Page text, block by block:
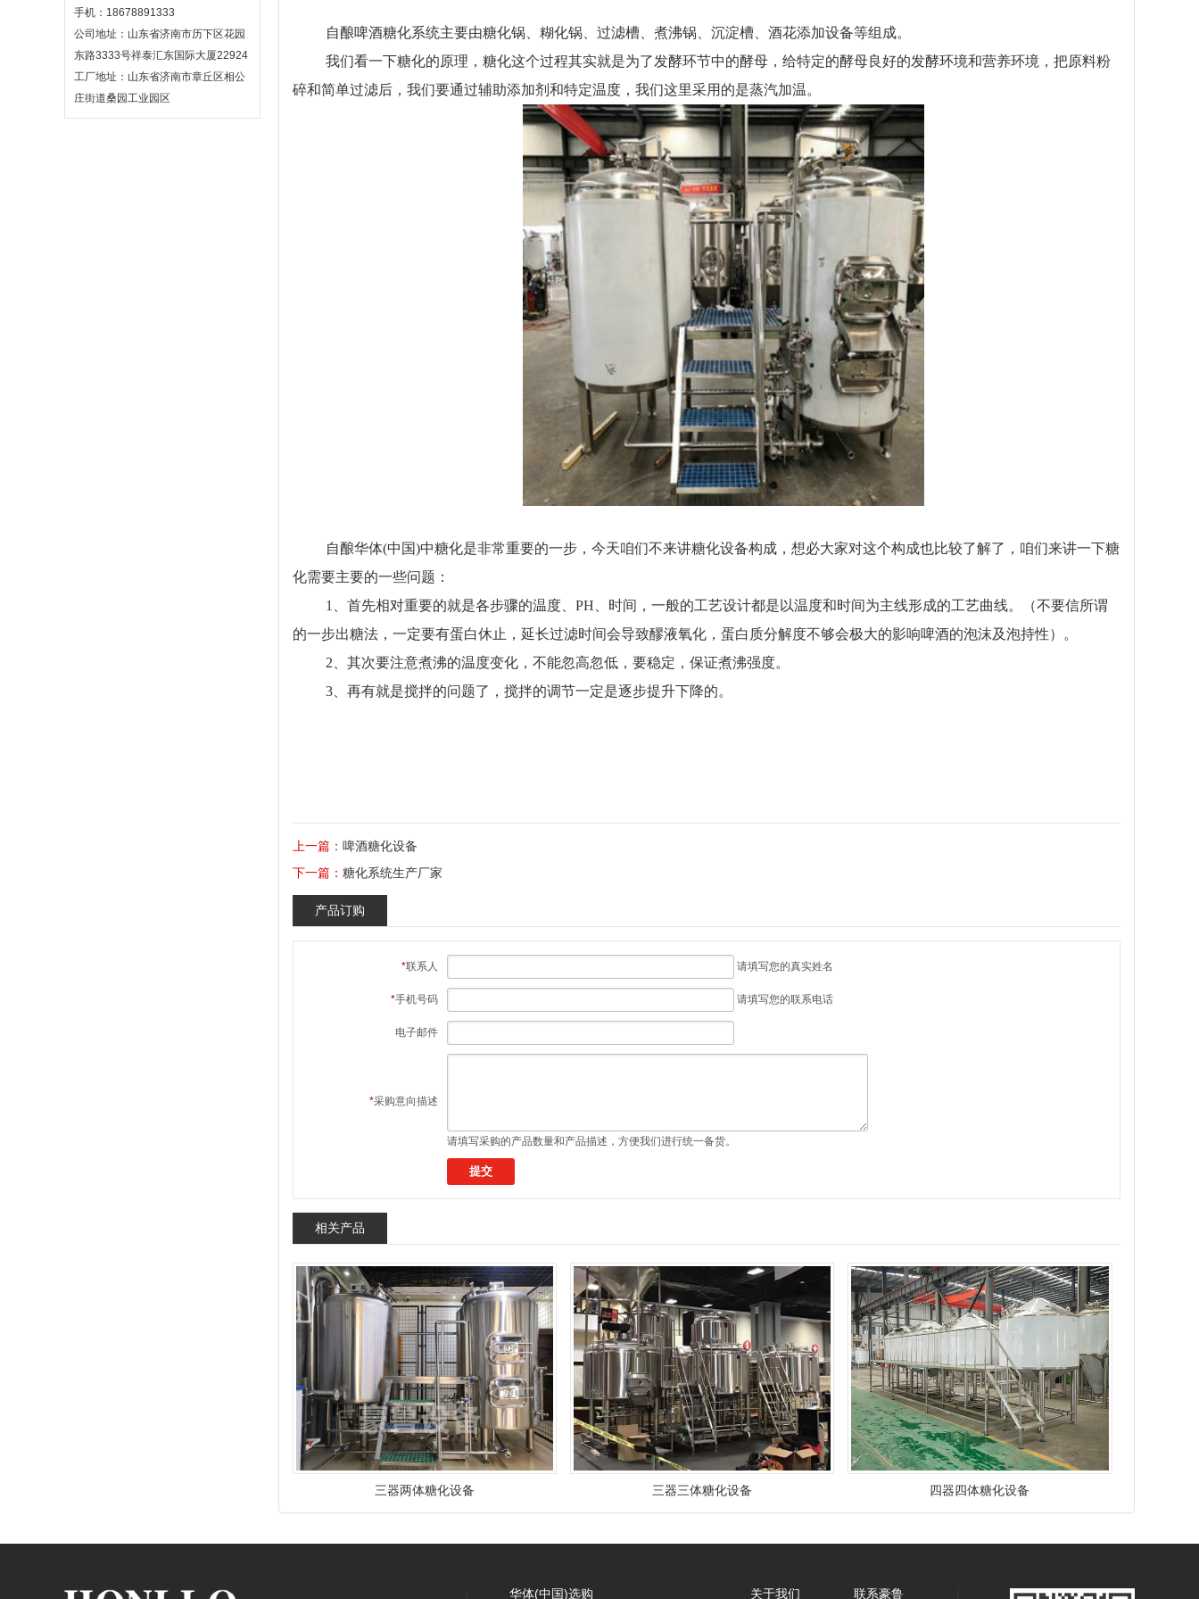
手机：18678891333
公司地址：山东省济南市历下区花园
东路3333号祥泰汇东国际大厦22924
工厂地址：山东省济南市章丘区相公
庄街道桑园工业园区
自酿啤酒糖化系统主要由糖化锅、糊化锅、过滤槽、煮沸锅、沉淀槽、酒花添加设备等组成。
我们看一下糖化的原理，糖化这个过程其实就是为了发酵环节中的酵母，给特定的酵母良好的发酵环境和营养环境，把原料粉
碎和简单过滤后，我们要通过辅助添加剂和特定温度，我们这里采用的是蒸汽加温。
自酿华体(中国)中糖化是非常重要的一步，今天咱们不来讲糖化设备构成，想必大家对这个构成也比较了解了，咱们来讲一下糖
化需要主要的一些问题：
1
、首先相对重要的就是各步骤的温度、PH 、时间，一般的工艺设计都是以温度和时间为主线形成的工艺曲线。（不要信所谓
的一步出糖法，一定要有蛋白休止，延长过滤时间会导致醪液氧化，蛋白质分解度不够会极大的影响啤酒的泡沫及泡持性）。
2 、其次要注意煮沸的温度变化，不能忽高忽低，要稳定，保证煮沸强度。
3 、再有就是搅拌的问题了，搅拌的调节一定是逐步提升下降的。
上一篇： 啤酒糖化设备
下一篇： 糖化系统生产厂家
产品订购
*联系人 请填写您的真实姓名
*手机号码 请填写您的联系电话
电子邮件
*采购意向描述
请填写采购的产品数量和产品描述，方便我们进行统一备货。
相关产品
三器两体糖化设备 三器三体糖化设备 四器四体糖化设备
华体(中国)选购 关于我们 联系豪鲁